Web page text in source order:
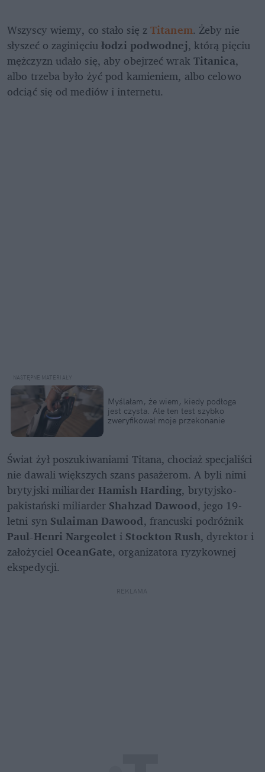
Wszyscy wiemy, co stało się z Titanem. Żeby nie
słyszeć o zaginięciu łodzi podwodnej, którą pięciu
mężczyzn udało się, aby obejrzeć wrak Titanica,
albo trzeba było żyć pod kamieniem, albo celowo
odciąć się od mediów i internetu.
Myślałam, że wiem, kiedy podłoga
jest czysta. Ale ten test szybko
zweryfikował moje przekonanie
Świat żył poszukiwaniami Titana, chociaż specjaliści
nie dawali większych szans pasażerom. A byli nimi
brytyjski miliarder Hamish Harding, brytyjsko-
pakistański miliarder Shahzad Dawood, jego 19-
letni syn Sulaiman Dawood
Paul-Henri Nargeolet i Stockton Rush, dyrektor i
założyciel OceanGate, organizatora ryzykownej
ekspedycji.
REKLAMA